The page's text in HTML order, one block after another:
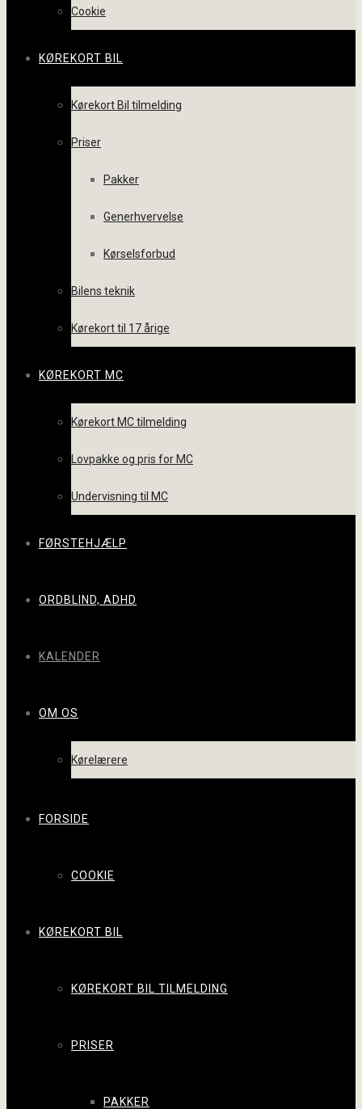
Cookie
KØREKORT BIL
Kørekort Bil tilmelding
Priser
Pakker
Generhvervelse
Kørselsforbud
Bilens teknik
Kørekort til 17 årige
KØREKORT MC
Kørekort MC tilmelding
Lovpakke og pris for MC
Undervisning til MC
FØRSTEHJÆLP
ORDBLIND, ADHD
KALENDER
OM OS
Kørelærere
FORSIDE
COOKIE
KØREKORT BIL
KØREKORT BIL TILMELDING
PRISER
PAKKER